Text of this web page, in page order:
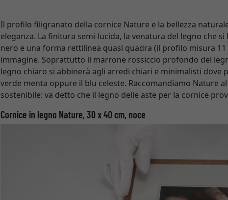
Il profilo filigranato della cornice Nature e la bellezza
eleganza. La finitura semi-lucida, la venatura del legno che
nero e una forma rettilinea quasi quadra (il profilo misura
immagine. Soprattutto il marrone rossiccio profondo del
legno chiaro si abbinerà agli arredi chiari e minimalisti
verde menta oppure il blu celeste. Raccomandiamo Nature
sostenibile: va detto che il legno delle aste per la cornice
Cornice in legno Nature, 30 x 40 cm, noce